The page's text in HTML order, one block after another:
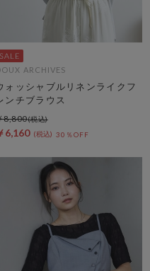
ARCHIVES
ォッシャブルリネンライクフ
ンチブラウス
6,160 30％OFF
8,800